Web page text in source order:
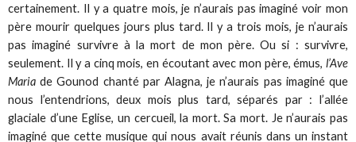
certainement. Il y a quatre mois, je n’aurais pas imaginé voir mon
père mourir quelques jours plus tard. Il y a trois mois, je n’aurais
pas imaginé survivre à la mort de mon père. Ou si : survivre,
seulement. Il y a cinq mois, en écoutant avec mon père, émus, l’Ave
Maria de Gounod chanté par Alagna, je n’aurais pas imaginé que
nous l’entendrions, deux mois plus tard, séparés par : l’allée
glaciale d’une Eglise, un cercueil, la mort. Sa mort. Je n’aurais pas
imaginé que cette musique qui nous avait réunis dans un instant